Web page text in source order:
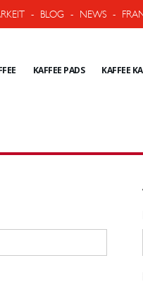
- BLOG - NEWS -
KAFFEE PADS KAFFEE